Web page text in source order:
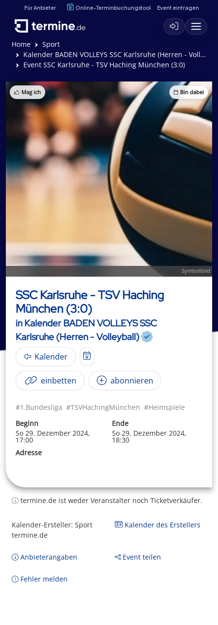
Für Anbieter Online-Terminbuchungstool Event eintragen
Home
Sport
Kalender BADEN VOLLEYS SSC Karlsruhe (Herren - Volleyball)
Event SSC Karlsruhe - TSV Haching München (3:0)
Mag ich Bin dabei
Symbolbild
SSC Karlsruhe - TSV Haching
München (3:0)
in Kalender BADEN VOLLEYS SSC
Karlsruhe (Herren - Volleyball)
Kalender
einbetten abonnieren
#1.Bundesliga #TSVHachingMünchen #Heimspiele
Beginn
So 29. Dezember 2024,
17:00
Ende
So 29. Dezember 2024,
18:30
Adresse
termine.de ist weder Veranstalter noch Ticketverkäufer.
Kalender-Ersteller: Sport
termine.de
Kalender des Erstellers
Anbieterangaben Event teilen
Fehler melden